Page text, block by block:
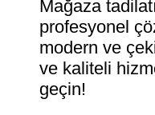
Mağaza
profesyonel
modern ve
ve kaliteli
geçin!